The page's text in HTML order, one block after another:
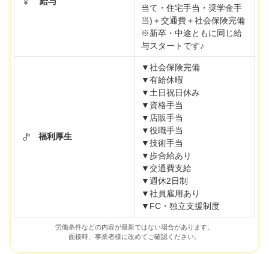
当て・住宅手当・奨学金手
当)＋交通費＋社会保険完備
※新卒・中途ともに同じ給
与スタートです♪
福利厚生
▼社会保険完備
▼有給休暇
▼土日祝日休み
▼資格手当
▼店販手当
▼役職手当
▼技術手当
▼歩合給あり
▼交通費支給
▼週休2日制
▼社員雇用あり
▼FC・独立支援制度
労働条件などの内容が最新ではない場合があります。
面接時、事業者様に改めてご確認ください。